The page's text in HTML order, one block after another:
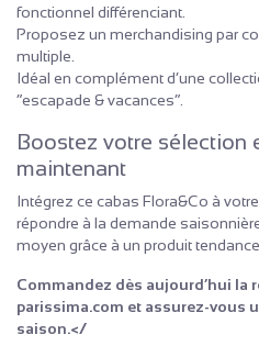
fonctionnel différenciant.
Proposez un merchandising par
multiple.
Idéal en complément d’une
“escapade & vacances”.
Boostez votre sélection
maintenant
Intégrez ce cabas Flora&Co à
répondre à la demande
moyen grâce à un produit
Commandez dès aujourd’hui la
parissima.com et assurez-vous
saison.</